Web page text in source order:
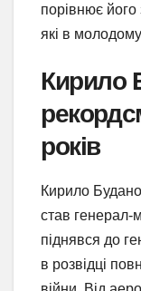
порівнює
які в
Кирило
років
Кирило
став генерал-
піднявся до
в розвідці